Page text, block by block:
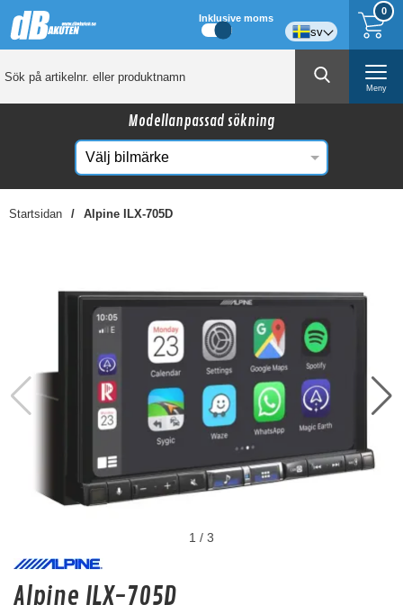
0
Inklusive moms
sv
Meny
Modellanpassad sökning
Startsidan Alpine ILX-705D
dig?
RVY2M Vega Y adapter
1 / 3
Alpine ILX-705D